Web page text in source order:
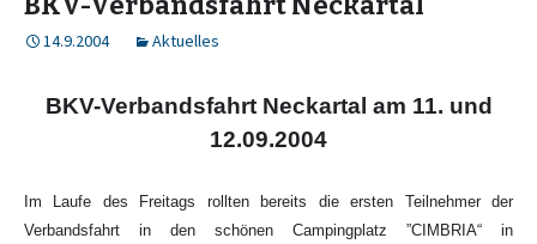
14.9.2004 Aktuelles
BKV-Verbandsfahrt Neckartal am 11. und
12.09.2004
Im Laufe des Freitags rollten bereits die ersten Teilnehmer der
Verbandsfahrt in den schönen Campingplatz ”CIMBRIA“ in